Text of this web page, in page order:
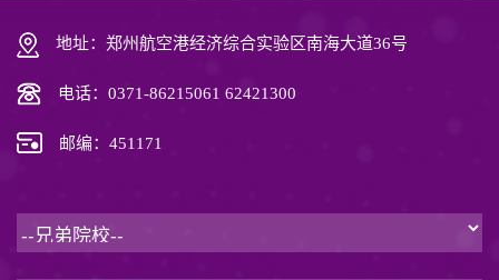
地址：郑州航空港经济综合实验区南海大道36号
电话：0371-86215061 62421300
邮编：451171